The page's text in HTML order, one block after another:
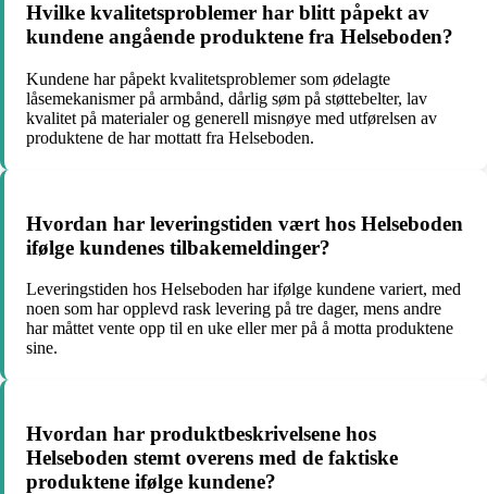
Hvilke kvalitetsproblemer har blitt påpekt av
kundene angående produktene fra Helseboden?
Kundene har påpekt kvalitetsproblemer som ødelagte
låsemekanismer på armbånd, dårlig søm på støttebelter, lav
kvalitet på materialer og generell misnøye med utførelsen av
produktene de har mottatt fra Helseboden.
Hvordan har leveringstiden vært hos Helseboden
ifølge kundenes tilbakemeldinger?
Leveringstiden hos Helseboden har ifølge kundene variert, med
noen som har opplevd rask levering på tre dager, mens andre
har måttet vente opp til en uke eller mer på å motta produktene
sine.
Hvordan har produktbeskrivelsene hos
Helseboden stemt overens med de faktiske
produktene ifølge kundene?